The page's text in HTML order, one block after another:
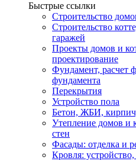
Быстрые ссылки
Строительство
Строительство
гаражей
Проекты домов и
проектирование
Фундамент, расчет
фундамента
Перекрытия
Устройство пола
Бетон, ЖБИ,
Утепление домов и
стен
Фасады: отделка и
Кровля: